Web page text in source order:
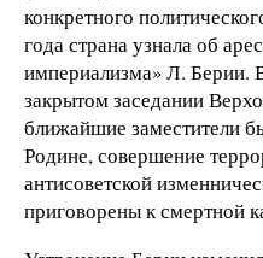
конкретного
года страна узнала об
империализма» Л. Берии.
закрытом заседании
ближайшие заместители
Родине, совершение
антисоветской
приговорены к смертной